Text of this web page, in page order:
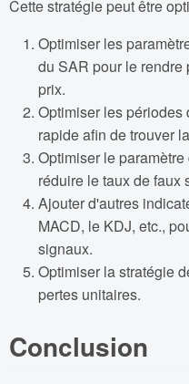
Cette stratégie peut être
Optimiser les
du SAR pour le
prix.
Optimiser les périodes
rapide afin de trouver
Optimiser le
réduire le taux de faux
Ajouter d'autres
MACD, le KDJ, etc.,
signaux.
Optimiser la stratégie
pertes unitaires.
Conclusion